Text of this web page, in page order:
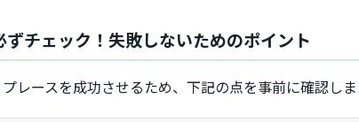
ずチェック！失敗しないためのポイント
レースを成功させるため、下記の点を事前に確認しま